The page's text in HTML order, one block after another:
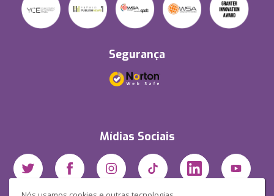
Segurança
Mídias Sociais